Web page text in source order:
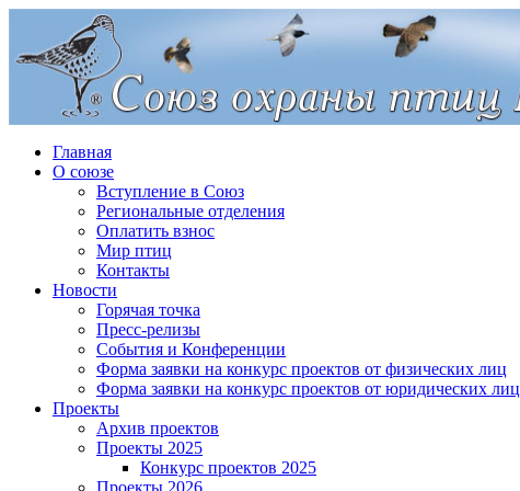
Главная
О союзе
Вступление в Союз
Региональные отделения
Оплатить взнос
Мир птиц
Контакты
Новости
Горячая точка
Пресс-релизы
События и Конференции
Форма заявки на конкурс проектов от физических лиц
Форма заявки на конкурс проектов от юридических лиц
Проекты
Архив проектов
Проекты 2025
Конкурс проектов 2025
Проекты 2026